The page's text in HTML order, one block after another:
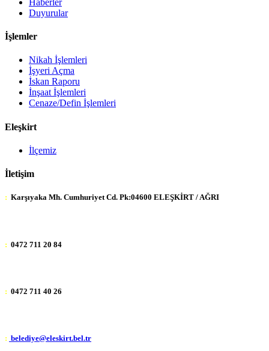
Duyurular
İşlemler
Nikah İşlemleri
İşyeri Açma
İskan Raporu
İnşaat İşlemleri
Cenaze/Defin İşlemleri
Eleşkirt
İlçemiz
İletişim
: Karşıyaka Mh. Cumhuriyet Cd. Pk:04600 ELEŞKİRT / AĞRI
: 0472 711 20 84
: 0472 711 40 26
: belediye@eleskirt.bel.tr